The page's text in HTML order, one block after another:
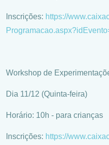
Inscrições: https://www.
Workshop de
Dia 11/12 (Quinta-feira)
Horário: 10h - para crianças
Inscrições: https://www.